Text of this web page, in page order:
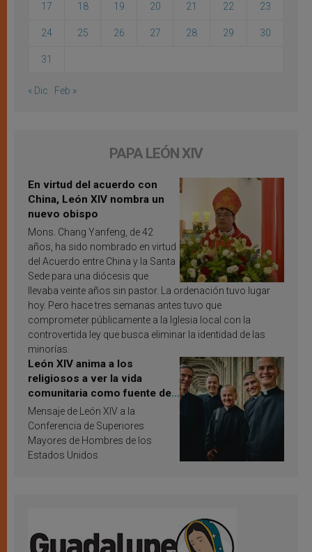
17 18 19 20 21 22 23
24 25 26 27 28 29 30
31
« Dic Feb »
PAPA LEÓN XIV
En virtud del acuerdo con
China, León XIV nombra un
nuevo obispo
Mons. Chang Yanfeng, de 42
años, ha sido nombrado en virtud
del Acuerdo entre China y la Santa
Sede para una diócesis que
llevaba veinte años sin pastor. La ordenación tuvo lugar
hoy. Pero hace tres semanas antes tuvo que
comprometer públicamente a la Iglesia local con la
controvertida ley que busca eliminar la identidad de las
minorías.
León XIV anima a los
religiosos a ver la vida
comunitaria como fuente de
inspiración y santificación
Mensaje de León XIV a la
Conferencia de Superiores
Mayores de Hombres de los
Estados Unidos